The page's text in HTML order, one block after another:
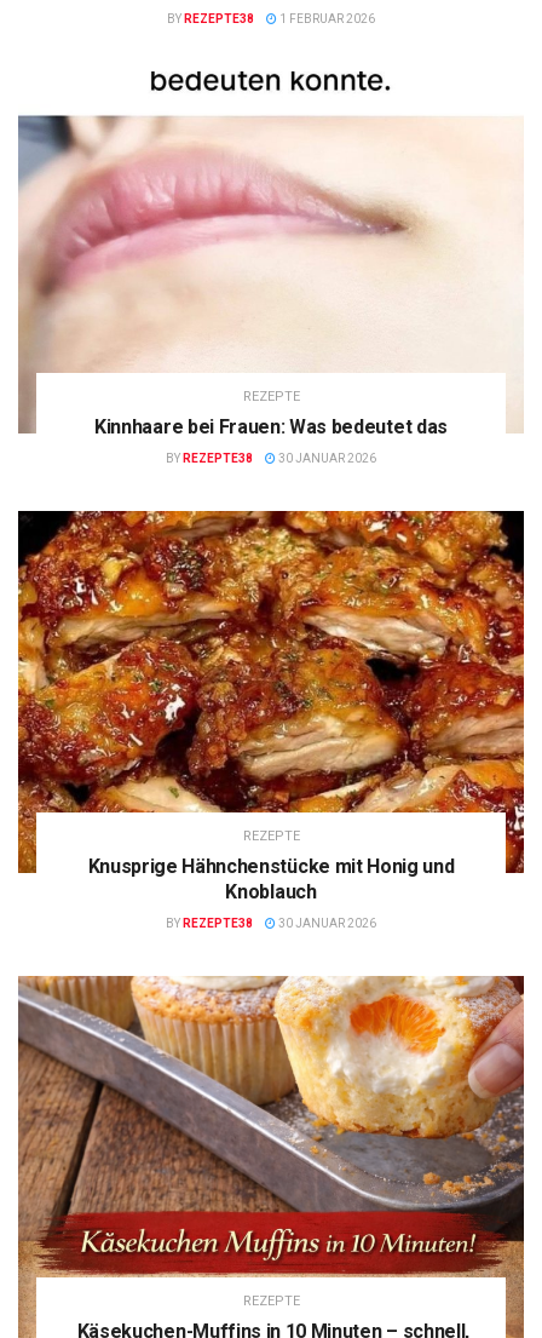
BY REZEPTE38 1 FEBRUAR 2026
REZEPTE
Kinnhaare bei Frauen: Was bedeutet das
BY REZEPTE38 30 JANUAR 2026
REZEPTE
Knusprige Hähnchenstücke mit Honig und
Knoblauch
BY REZEPTE38 30 JANUAR 2026
REZEPTE
Käsekuchen-Muffins in 10 Minuten – schnell,